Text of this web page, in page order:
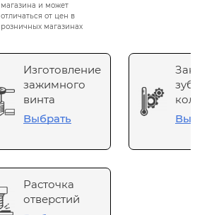
магазина и может
отличаться от цен в
розничных магазинах
Изготовление
зажимного
винта
Выбрать
Расточка
отверстий